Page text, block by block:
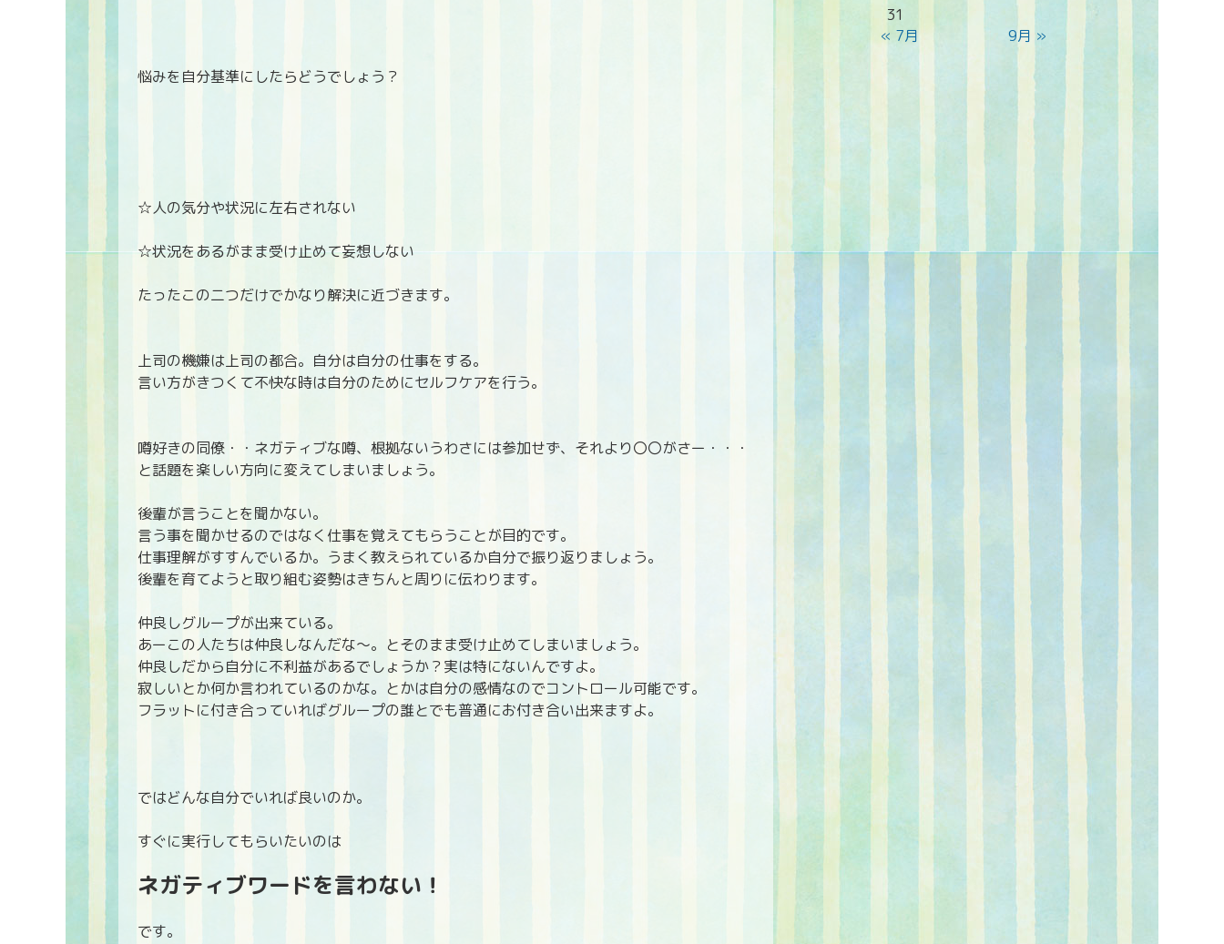
悩みを自分基準にしたらどうでしょう？
☆人の気分や状況に左右されない
☆状況をあるがまま受け止めて妄想しない
たったこの二つだけでかなり解決に近づきます。
上司の機嫌は上司の都合。自分は自分の仕事をする。
言い方がきつくて不快な時は自分のためにセルフケアを行う。
噂好きの同僚・・ネガティブな噂、根拠ないうわさには参加せず、それより〇〇がさー・・・
と話題を楽しい方向に変えてしまいましょう。
後輩が言うことを聞かない。
言う事を聞かせるのではなく仕事を覚えてもらうことが目的です。
仕事理解がすすんでいるか。うまく教えられているか自分で振り返りましょう。
後輩を育てようと取り組む姿勢はきちんと周りに伝わります。
仲良しグループが出来ている。
あーこの人たちは仲良しなんだな～。とそのまま受け止めてしまいましょう。
仲良しだから自分に不利益があるでしょうか？実は特にないんですよ。
寂しいとか何か言われているのかな。とかは自分の感情なのでコントロール可能です。
フラットに付き合っていればグループの誰とでも普通にお付き合い出来ますよ。
ではどんな自分でいれば良いのか。
すぐに実行してもらいたいのは
ネガティブワードを言わない！
です。
« 7月 9月 »
31